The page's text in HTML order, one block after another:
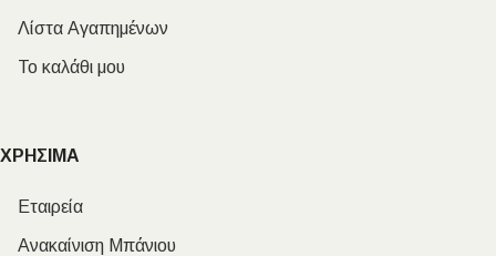
Λίστα Αγαπημένων
Το καλάθι μου
ΧΡΗΣΙΜΑ
Εταιρεία
Ανακαίνιση Μπάνιου